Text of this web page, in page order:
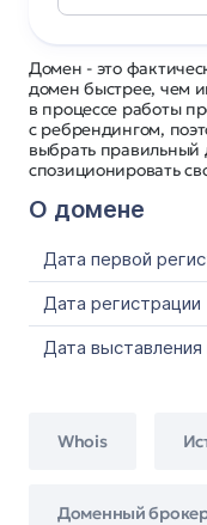
Домен - это
домен быстрее, чем
в процессе работы
с ребрендингом,
выбрать правильный
спозиционировать
О домене
Дата первой
Дата регистрации
Дата
Whois
Доменный